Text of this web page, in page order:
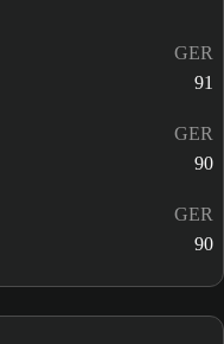
GER
91
GER
90
GER
90